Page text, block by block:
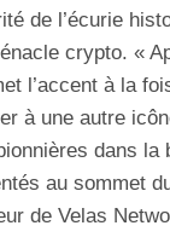
de l’écurie
crypto. «
l’accent à la
à une autre
dans
au sommet
de Velas